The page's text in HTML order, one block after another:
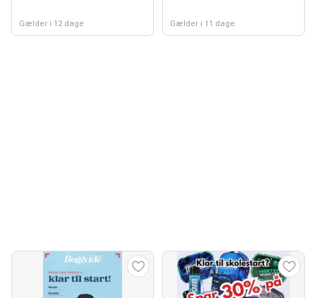
Gælder i 12 dage Gælder i 11 dage